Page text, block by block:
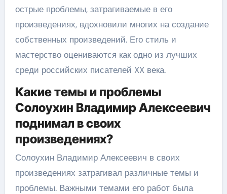
острые проблемы, затрагиваемые в его
произведениях, вдохновили многих на создание
собственных произведений. Его стиль и
мастерство оцениваются как одно из лучших
среди российских писателей XX века.
Какие темы и проблемы
Солоухин Владимир Алексеевич
поднимал в своих
произведениях?
Солоухин Владимир Алексеевич в своих
произведениях затрагивал различные темы и
проблемы. Важными темами его работ была